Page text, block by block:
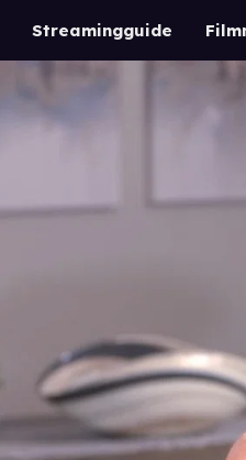
Streamingguide